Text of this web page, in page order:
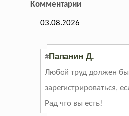
Комментарии
03.08.2026
#Папанин Д.
Любой труд должен
зарегистрироваться,
Рад что вы есть!